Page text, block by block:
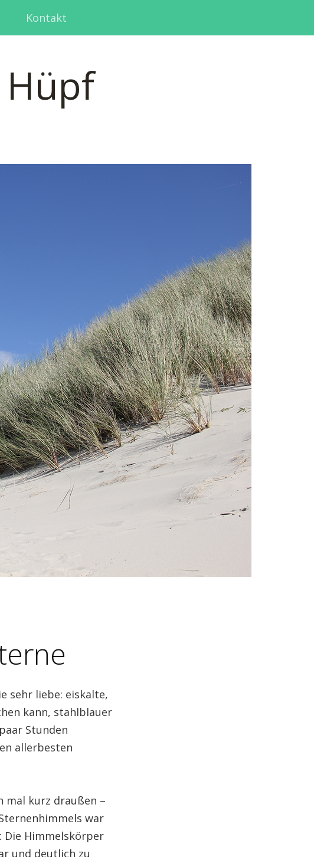
Kontakt
sehr liebe: eiskalte,
kann, stahlblauer
Stunden
allerbesten
mal kurz draußen –
war
Die Himmelskörper
und deutlich zu